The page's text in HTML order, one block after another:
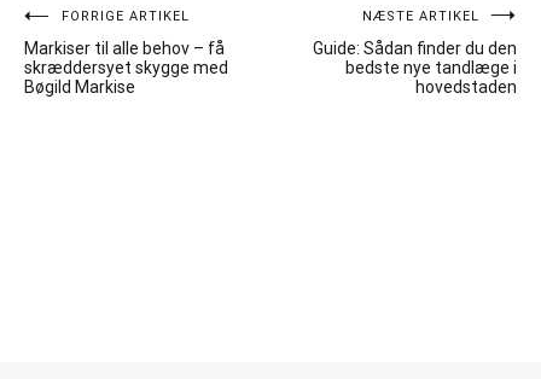
Indlægsnavigation
FORRIGE ARTIKEL
Markiser til alle behov – få
skræddersyet skygge med
Bøgild Markise
NÆSTE ARTIKEL
Guide: Sådan finder du den
bedste nye tandlæge i
hovedstaden